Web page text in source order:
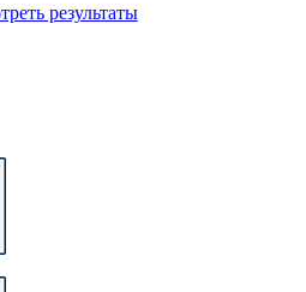
результаты